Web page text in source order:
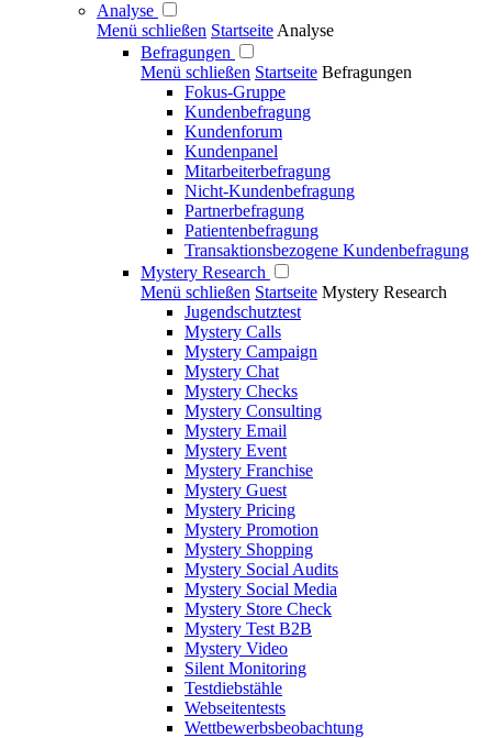
Analyse
Menü schließen Startseite Analyse
Befragungen
Menü schließen Startseite Befragungen
Fokus-Gruppe
Kundenbefragung
Kundenforum
Kundenpanel
Mitarbeiterbefragung
Nicht-Kundenbefragung
Partnerbefragung
Patientenbefragung
Transaktionsbezogene Kundenbefragung
Mystery Research
Menü schließen Startseite Mystery Research
Jugendschutztest
Mystery Calls
Mystery Campaign
Mystery Chat
Mystery Checks
Mystery Consulting
Mystery Email
Mystery Event
Mystery Franchise
Mystery Guest
Mystery Pricing
Mystery Promotion
Mystery Shopping
Mystery Social Audits
Mystery Social Media
Mystery Store Check
Mystery Test B2B
Mystery Video
Silent Monitoring
Testdiebstähle
Webseitentests
Wettbewerbsbeobachtung